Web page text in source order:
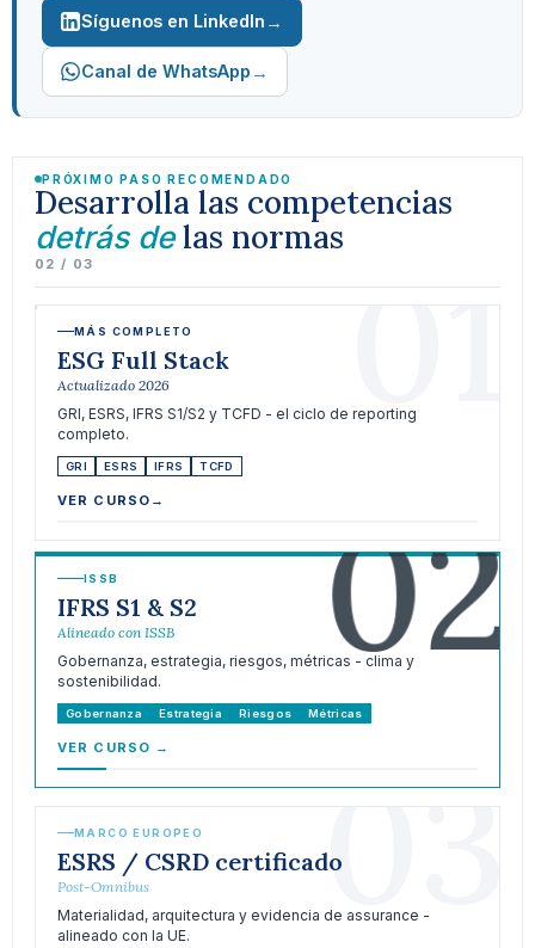
Síguenos en LinkedIn →
Canal de WhatsApp →
PRÓXIMO PASO RECOMENDADO
Desarrolla las competencias
detrás delas normas
02 / 03 01
MÁS COMPLETO
ESG Full Stack
Actualizado 2026
GRI, ESRS, IFRS S1/S2 y TCFD - el ciclo de reporting
completo.
GRI ESRS IFRS TCFD
VER CURSO → 02
ISSB
IFRS S1 & S2
Alineado con ISSB
Gobernanza, estrategia, riesgos, métricas - clima y
sostenibilidad.
Gobernanza Estrategia Riesgos Métricas
VER CURSO → 03
MARCO EUROPEO
ESRS / CSRD certificado
Post-Omnibus
Materialidad, arquitectura y evidencia de assurance -
alineado con la UE.